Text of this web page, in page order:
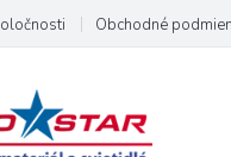
Obchodné